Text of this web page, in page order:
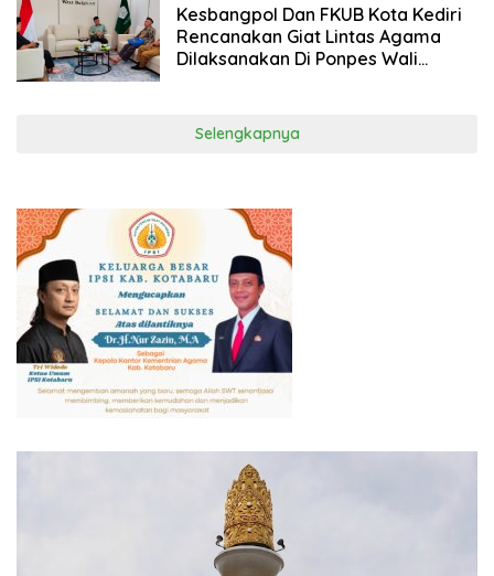
Kesbangpol Dan FKUB Kota Kediri
Rencanakan Giat Lintas Agama
Dilaksanakan Di Ponpes Wali
Selengkapnya